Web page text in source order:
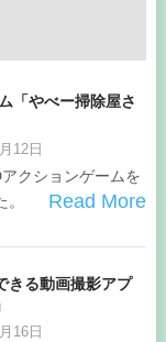
「やべー掃除屋さ
12日
クションゲームを
Read More
きる動画撮影アプ
16日